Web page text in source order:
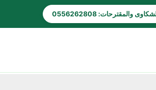
والمقترحات: 0556262808